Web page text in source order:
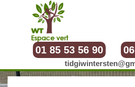
01 85 53 56 90